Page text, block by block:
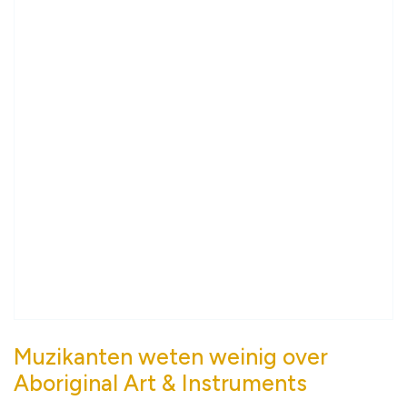
Muzikanten weten weinig over
Aboriginal Art & Instruments